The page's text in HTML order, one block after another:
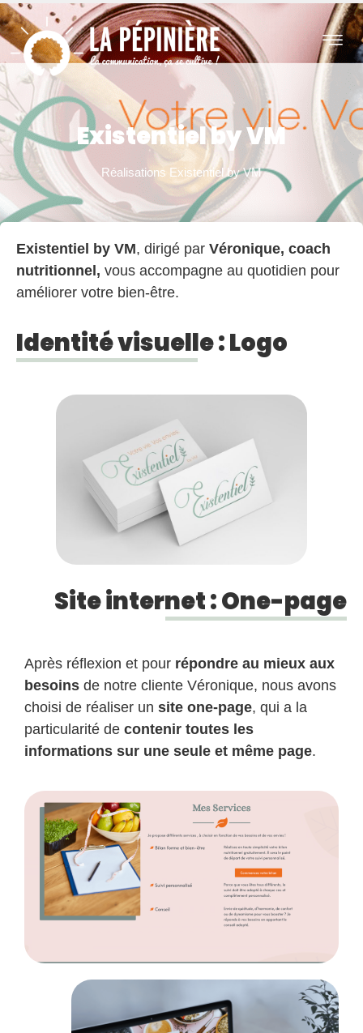
CONTACT
Existentiel by VM
Réalisations Existentiel by VM
Existentiel by VM, dirigé par Véronique, coach
nutritionnel, vous accompagne au quotidien pour
améliorer votre bien-être.
Identité visuelle : Logo
Site internet : One-page
Après réflexion et pour répondre au mieux aux
besoins de notre cliente Véronique, nous avons
choisi de réaliser un site one-page, qui a la
particularité de contenir toutes les
informations sur une seule et même page.